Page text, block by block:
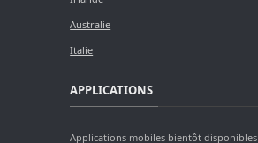
Australie
Italie
APPLICATIONS
Applications mobiles bientôt disponibles